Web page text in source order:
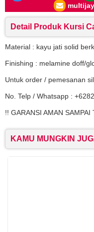
Detail Produk Kursi
Material : kayu jati solid
Finishing : melamine doff/
Untuk order / pemesanan
No. Telp / Whatsapp :
!! GARANSI AMAN SAMPAI
KAMU MUNGKIN